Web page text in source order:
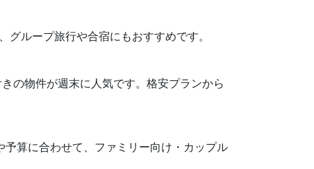
ループ旅行や合宿にもおすすめです。
の物件が週末に人気です。格安プランから
算に合わせて、ファミリー向け・カップル